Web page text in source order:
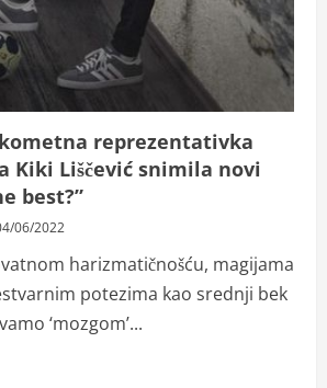
reprezentativka
Kiki Liščević snimila novi
best?”
06/2022
harizmatičnošću, magijama
potezima kao srednji bek
‘mozgom’...